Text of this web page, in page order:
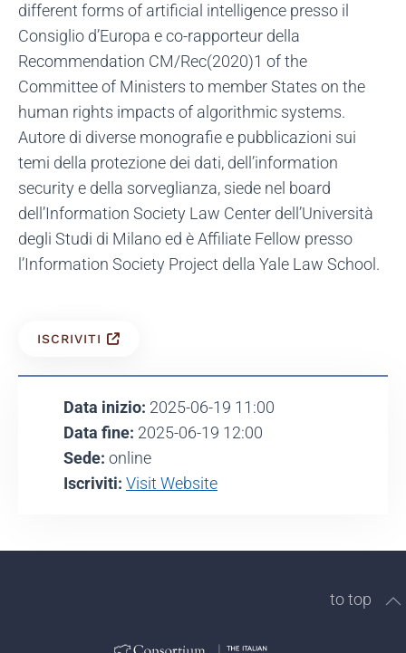
different forms of artificial intelligence presso il
Consiglio d’Europa e co-rapporteur della
Recommendation CM/Rec(2020)1 of the
Committee of Ministers to member States on the
human rights impacts of algorithmic systems.
Autore di diverse monografie e pubblicazioni sui
temi della protezione dei dati, dell’information
security e della sorveglianza, siede nel board
dell’Information Society Law Center dell’Università
degli Studi di Milano ed è Affiliate Fellow presso
l’Information Society Project della Yale Law School.
ISCRIVITI
Data inizio: 2025-06-19 11:00
Data fine: 2025-06-19 12:00
Sede: online
Iscriviti: Visit Website
to top